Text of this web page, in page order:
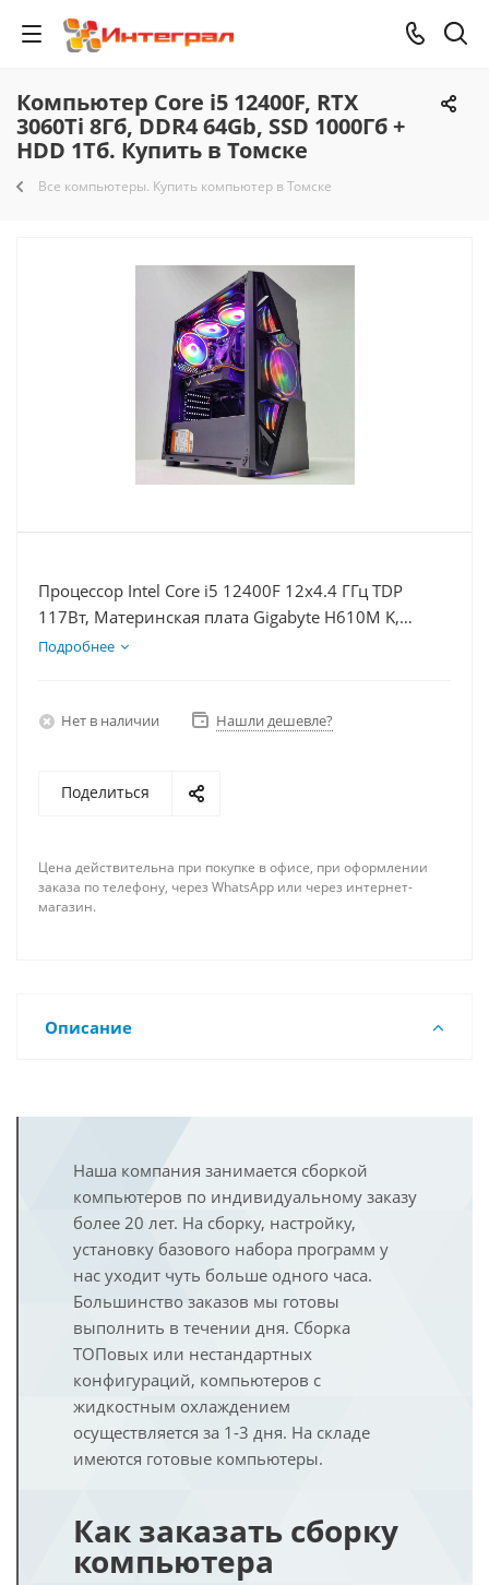
Компьютер Core i5 12400F, RTX
3060Ti 8Гб, DDR4 64Gb, SSD 1000Гб +
HDD 1Тб. Купить в Томске
Все компьютеры. Купить компьютер в Томске
Процессор Intel Core i5 12400F 12x4.4 ГГц TDP
117Вт, Материнская плата Gigabyte H610M K,
Видеокарта RTX 3060Ti 8Гб, Память DDR4 64Gb,
Подробнее
Нет в наличии Нашли дешевле?
Поделиться
Цена действительна при покупке в офисе, при оформлении
заказа по телефону, через WhatsApp или через интернет-
магазин.
Описание
Наша компания занимается сборкой
компьютеров по индивидуальному заказу
более 20 лет. На сборку, настройку,
установку базового набора программ у
нас уходит чуть больше одного часа.
Большинство заказов мы готовы
выполнить в течении дня. Сборка
ТОПовых или нестандартных
конфигураций, компьютеров с
жидкостным охлаждением
осуществляется за 1-3 дня. На складе
имеются готовые компьютеры.
Как заказать сборку
компьютера